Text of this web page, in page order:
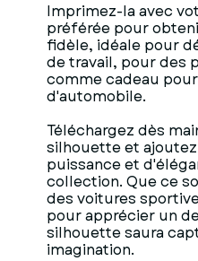
Imprimez-la avec
préférée pour
fidèle, idéale pour
de travail, pour des
comme cadeau
d'automobile.
Téléchargez dès
silhouette et
puissance et
collection. Que ce
des voitures
pour apprécier un
silhouette saura
imagination.